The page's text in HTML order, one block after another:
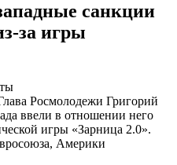
санкции
за игры
Росмолодежи Григорий
ввели в отношении него
игры «Зарница 2.0».
Америки